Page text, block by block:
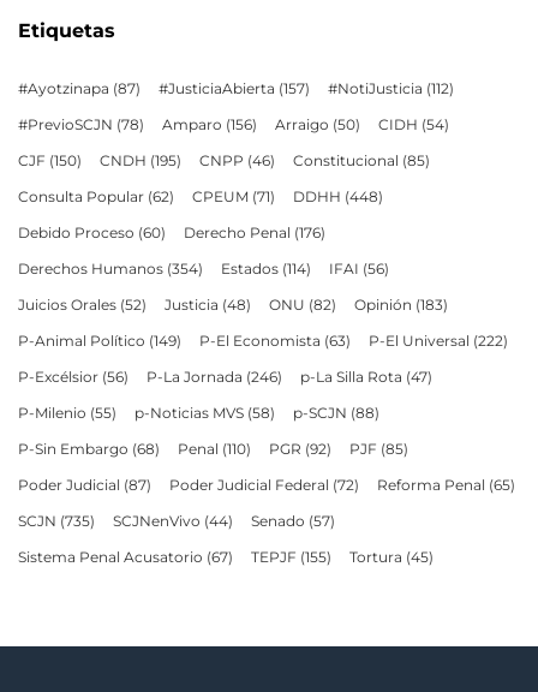
Etiquetas
#Ayotzinapa (87) #JusticiaAbierta (157) #NotiJusticia (112)
#PrevioSCJN (78) Amparo (156) Arraigo (50) CIDH (54)
CJF (150) CNDH (195) CNPP (46) Constitucional (85)
Consulta Popular (62) CPEUM (71) DDHH (448)
Debido Proceso (60) Derecho Penal (176)
Derechos Humanos (354) Estados (114) IFAI (56)
Juicios Orales (52) Justicia (48) ONU (82) Opinión (183)
P-Animal Político (149) P-El Economista (63) P-El Universal (222)
P-Excélsior (56) P-La Jornada (246) p-La Silla Rota (47)
P-Milenio (55) p-Noticias MVS (58) p-SCJN (88)
P-Sin Embargo (68) Penal (110) PGR (92) PJF (85)
Poder Judicial (87) Poder Judicial Federal (72) Reforma Penal (65)
SCJN (735) SCJNenVivo (44) Senado (57)
Sistema Penal Acusatorio (67) TEPJF (155) Tortura (45)